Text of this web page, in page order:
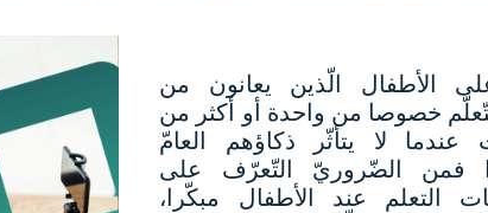
الأطفال الّذين يعانون من
خصوصا من واحدة أو أكثر من
عندما لا يتأثّر ذكاؤهم العامّ
فمن الضّروريّ التّعرّف على
التعلم عند الأطفال مبكّرا،